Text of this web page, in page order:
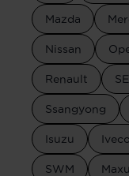
Mazda
Nissan
Renault
Ssangyong
Isuzu Iveco
SWM